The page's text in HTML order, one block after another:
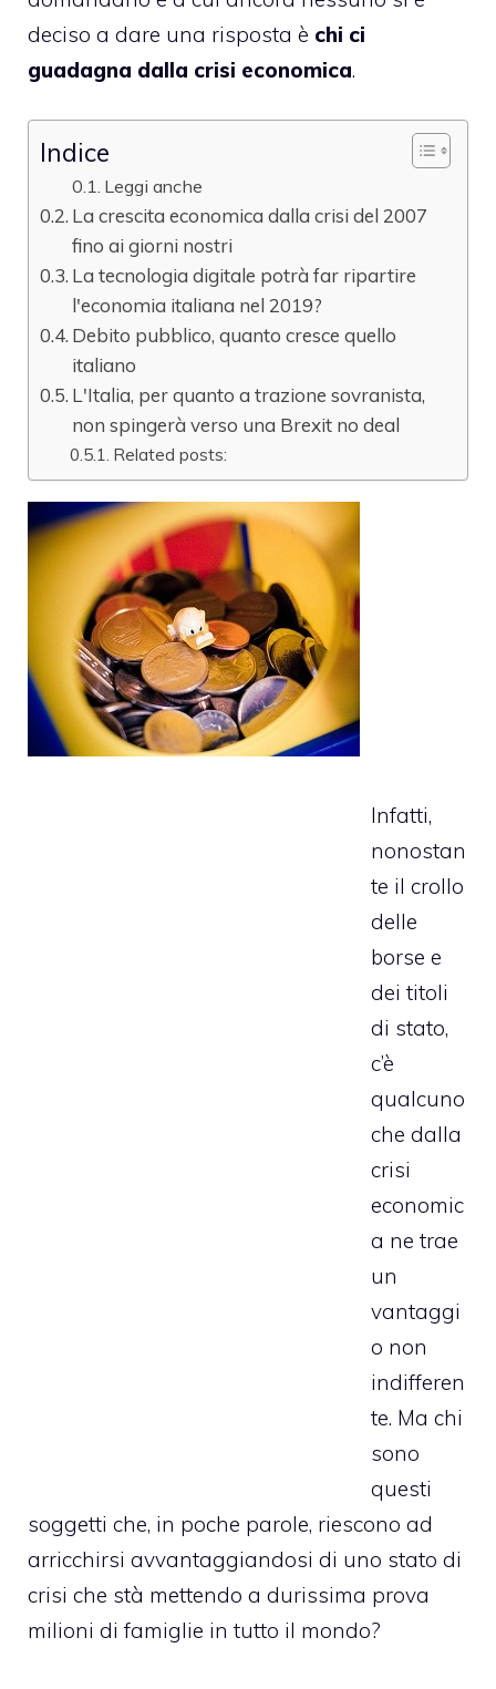
deciso a dare una risposta è chi ci
guadagna dalla crisi economica.
Indice
Leggi anche
La crescita economica dalla crisi del 2007
fino ai giorni nostri
La tecnologia digitale potrà far ripartire
l'economia italiana nel 2019?
Debito pubblico, quanto cresce quello
italiano
L'Italia, per quanto a trazione sovranista,
non spingerà verso una Brexit no deal
Related posts:
Infatti,
nonostan
te il crollo
delle
borse e
dei titoli
di stato,
c’è
qualcuno
che dalla
crisi
economic
a ne trae
un
vantaggi
o non
indifferen
te. Ma chi
sono
questi
soggetti che, in poche parole, riescono ad
arricchirsi avvantaggiandosi di uno stato di
crisi che stà mettendo a durissima prova
milioni di famiglie in tutto il mondo?